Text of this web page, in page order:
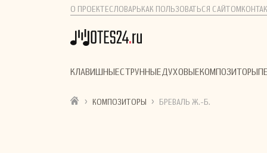
О ПРОЕКТЕСЛОВАРЬ КАК ПОЛЬЗОВАТЬСЯ САЙТОМ
КЛАВИШНЫЕСТРУННЫЕДУХОВЫЕКОМПОЗИТОРЫ
› КОМПОЗИТОРЫ › БРЕВАЛЬ Ж.-Б.